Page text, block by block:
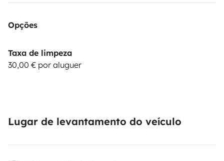
Opções
Taxa de limpeza
30,00 € por aluguer
Lugar de levantamento do veículo